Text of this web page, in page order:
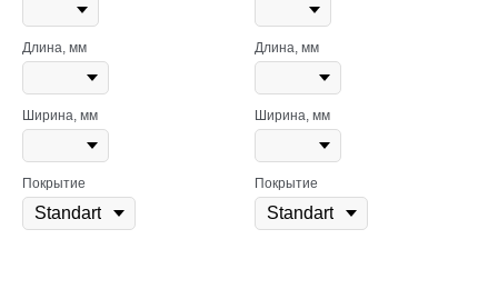
Длина, мм
Ширина, мм
Покрытие
Длина, мм
Ширина, мм
Покрытие